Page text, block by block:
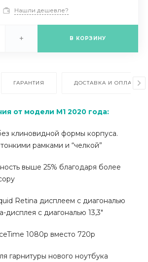
Нашли дешевле?
+ В КОРЗИНУ
ГАРАНТИЯ ДОСТАВКА И ОПЛАТА
от модели M1 2020 года:
клиновидной формы корпуса.
рамками и “челкой”
выше 25% благодаря более
Retina дисплеем с диагональю
дисплея с диагональю 13,3″
1080p вместо 720p
гарнитуры нового ноутбука